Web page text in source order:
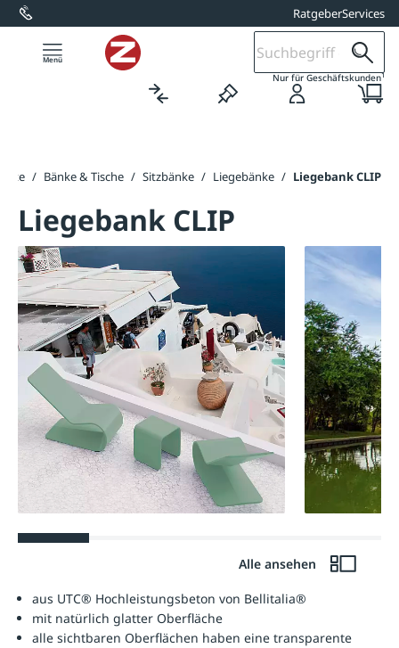
springen RatgeberServices
Nur für Geschäftskunden1
/ Bänke & Tische / Sitzbänke / Liegebänke / Liegebank CLIP
Liegebank CLIP
Alle ansehen
aus UTC® Hochleistungsbeton von Bellitalia®
mit natürlich glatter Oberfläche
alle sichtbaren Oberflächen haben eine transparente